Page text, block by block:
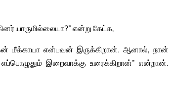
யாருமில்லையா?” என்று கேட்க,
மீக்காயா என்பவன் இருக்கிறான். ஆனால், நான்
இறைவாக்கு உரைக்கிறான்” என்றான்.